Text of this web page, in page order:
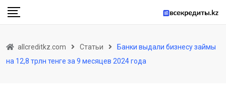
Skip
allcreditkz.com Статьи
Банки выдали бизнесу займы
на 12,8 трлн тенге за 9 месяцев 2024 года